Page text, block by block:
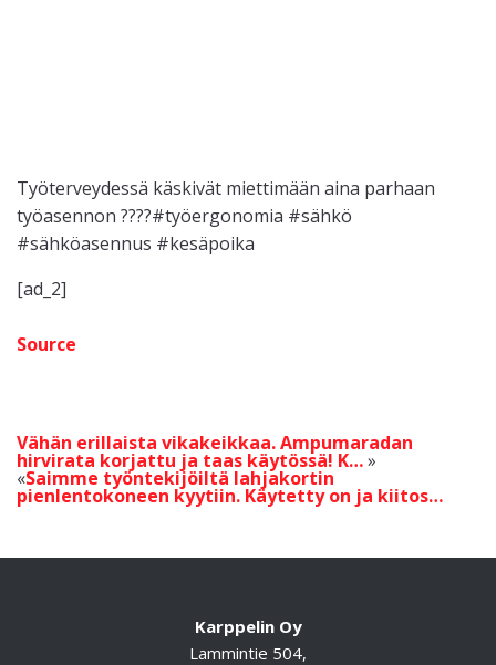
Työterveydessä käskivät miettimään aina parhaan
työasennon ????#työergonomia #sähkö
#sähköasennus #kesäpoika
[ad_2]
Source
Vähän erillaista vikakeikkaa. Ampumaradan
hirvirata korjattu ja taas käytössä! K…
Saimme työntekijöiltä lahjakortin
pienlentokoneen kyytiin. Käytetty on ja kiitos…
Karppelin Oy
Lammintie 504,